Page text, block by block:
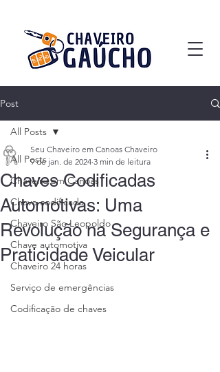
Post
All Posts
Chaveiro em Canoas
Chave codificada
Chaveiro São Leopoldo
Chave automotiva
Chaveiro 24 horas
Serviço de emergências
Codificação de chaves
All Posts
Chaves Codificadas
Automotivas: Uma
Revolução na Segurança e
Praticidade Veicular
Seu Chaveiro em Canoas Chaveiro
9 de jan. de 2024 3 min de leitura